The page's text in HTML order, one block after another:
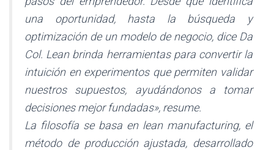
una oportunidad, hasta la búsqueda y
optimización de un modelo de negocio, dice Da
Col. Lean brinda herramientas para convertir la
intuición en experimentos que permiten validar
nuestros supuestos, ayudándonos a tomar
decisiones mejor fundadas», resume.
La filosofía se basa en lean manufacturing, el
método de producción ajustada, desarrollado